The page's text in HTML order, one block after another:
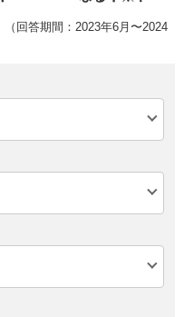
回答期間：2023年6月〜2024